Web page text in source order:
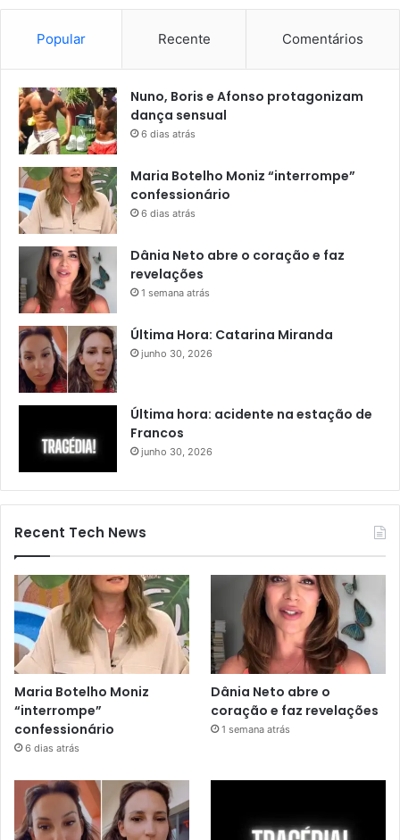
Popular Recente Comentários
Nuno, Boris e Afonso protagonizam
dança sensual
6 dias atrás
Maria Botelho Moniz “interrompe”
confessionário
6 dias atrás
Dânia Neto abre o coração e faz
revelações
1 semana atrás
Última Hora: Catarina Miranda
junho 30, 2026
Última hora: acidente na estação de
Francos
junho 30, 2026
Recent Tech News
Maria Botelho Moniz
“interrompe”
confessionário
6 dias atrás
Dânia Neto abre o
coração e faz revelações
1 semana atrás